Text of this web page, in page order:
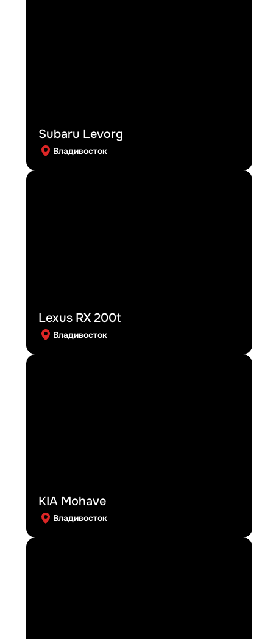
Subaru Levorg
Владивосток
Lexus RX 200t
Владивосток
KIA Mohave
Владивосток